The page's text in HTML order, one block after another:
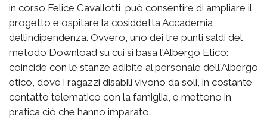
in corso Felice Cavallotti, può consentire di ampliare il
progetto e ospitare la cosiddetta Accademia
dell’indipendenza. Ovvero, uno dei tre punti saldi del
metodo Download su cui si basa l'Albergo Etico:
coincide con le stanze adibite al personale dell'Albergo
etico, dove i ragazzi disabili vivono da soli, in costante
contatto telematico con la famiglia, e mettono in
pratica ciò che hanno imparato.